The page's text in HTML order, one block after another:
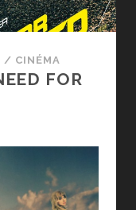
/ CINÉMA
FOR